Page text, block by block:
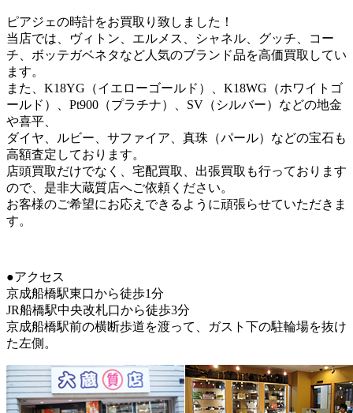
ピアジェの時計をお買取り致しました！
当店では、ヴィトン、エルメス、シャネル、グッチ、コー
チ、ボッテガベネタなど人気のブランド品を高価買取してい
ます。
また、K18YG（イエローゴールド）、K18WG（ホワイトゴ
ールド）、Pt900（プラチナ）、SV（シルバー）などの地金
や喜平、
ダイヤ、ルビー、サファイア、真珠（パール）などの宝石も
高額査定しております。
店頭買取だけでなく、宅配買取、出張買取も行っております
ので、是非大蔵質店へご依頼ください。
お客様のご希望にお応えできるように頑張らせていただきま
す。
●アクセス
京成船橋駅東口から徒歩1分
JR船橋駅中央改札口から徒歩3分
京成船橋駅前の横断歩道を渡って、ガスト下の駐輪場を抜け
た左側。